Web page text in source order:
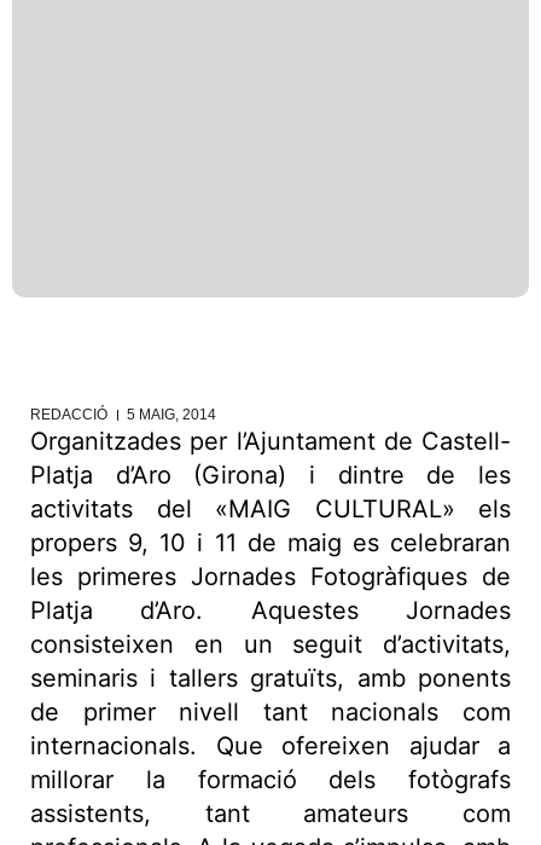
REDACCIÓ 5 MAIG, 2014
Organitzades per l’Ajuntament de Castell-
Platja d’Aro (Girona) i dintre de les
activitats del «MAIG CULTURAL» els
propers 9, 10 i 11 de maig es celebraran
les primeres Jornades Fotogràfiques de
Platja d’Aro. Aquestes Jornades
consisteixen en un seguit d’activitats,
seminaris i tallers gratuïts, amb ponents
de primer nivell tant nacionals com
internacionals. Que ofereixen ajudar a
millorar la formació dels fotògrafs
assistents, tant amateurs com